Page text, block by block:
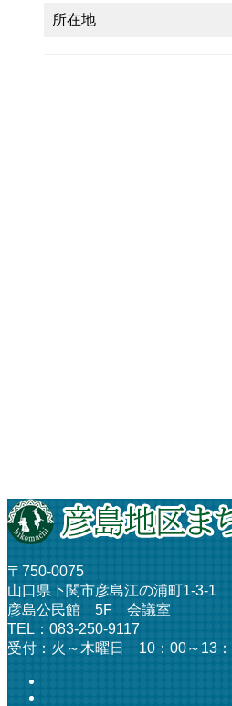
所在地
〒750-0075
山口県下関市彦島江の浦町1-3-1
彦島公民館 5F 会議室
TEL：083-250-9117
受付：火～木曜日 10：00～13